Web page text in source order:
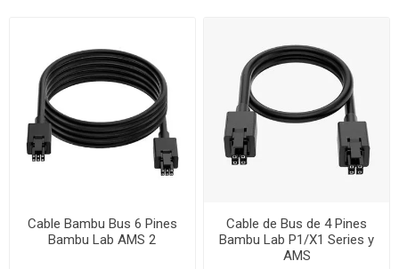
Cable Bambu Bus 6 Pines
Bambu Lab AMS 2
Cable de Bus de 4 Pines
Bambu Lab P1/X1 Series y
AMS